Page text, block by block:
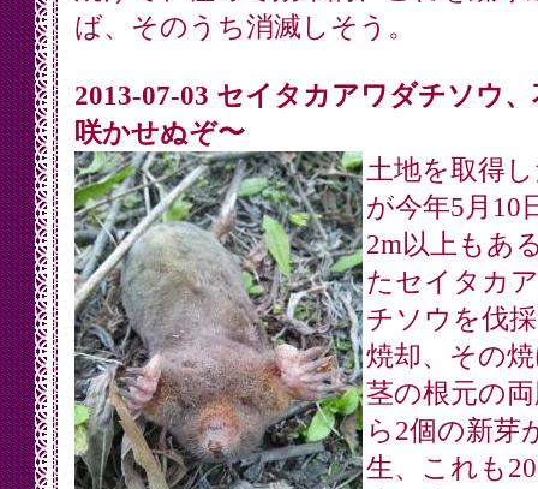
ば、そのうち消滅しそう。
2013-07-03 セイタカアワダチソウ
咲かせぬぞ〜
土地を取得
が今年5月10
2m以上もあ
たセイタカ
チソウを伐
焼却、その
茎の根元の
ら2個の新芽
生、これも